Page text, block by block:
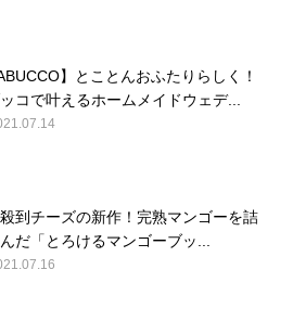
】とことんおふたりらしく！
コで叶えるホームメイドウェデ...
到チーズの新作！完熟マンゴーを詰
だ「とろけるマンゴーブッ...